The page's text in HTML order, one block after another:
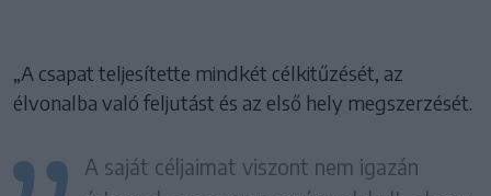
„A csapat teljesítette mindkét célkitűzését, az
élvonalba való feljutást és az első hely megszerzését.
A saját céljaimat viszont nem igazán